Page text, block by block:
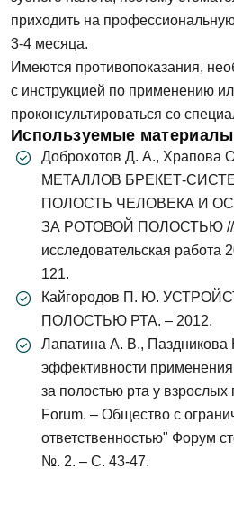
приходить на
3-4 месяца.
Имеются противопоказания,
с инструкцией по применению
проконсультироваться со
Используемые материалы
Доброхотов Д. А.,
МЕТАЛЛОВ БРЕКЕТ-
ПОЛОСТЬ ЧЕЛОВЕКА И
ЗА РОТОВОЙ ПОЛОСТЬЮ //
исследовательская работа
121.
Кайгородов П. Ю.
ПОЛОСТЬЮ РТА. – 2012.
Лапатина А. В.,
эффективности применения
за полостью рта у взрослых
Forum. – Общество с
ответственностью" Форум
№. 2. – С. 43-47.
Телефон
Согласен наобработку
Записаться на
Сообщение
Согласен наобработку
данных
Заявка
Мы свяжемся с вами в
ОК